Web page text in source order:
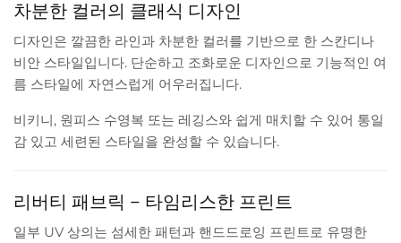
차분한 컬러의 클래식 디자인
디자인은 깔끔한 라인과 차분한 컬러를 기반으로 한 스칸디나
비안 스타일입니다. 단순하고 조화로운 디자인으로 기능적인 여
름 스타일에 자연스럽게 어우러집니다.
비키니, 원피스 수영복 또는 레깅스와 쉽게 매치할 수 있어 통일
감 있고 세련된 스타일을 완성할 수 있습니다.
리버티 패브릭 – 타임리스한 프린트
일부 UV 상의는 섬세한 패턴과 핸드드로잉 프린트로 유명한